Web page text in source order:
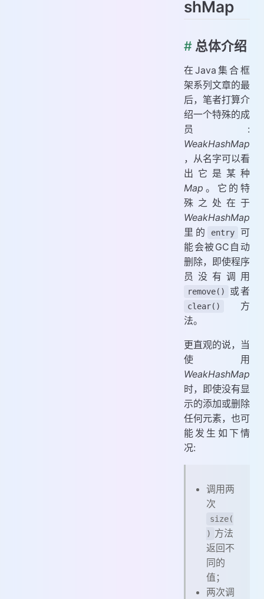
shMap
# 总体介绍
在Java集合框
架系列文章的最
后，笔者打算介
绍一个特殊的成
员:
WeakHashMap
，从名字可以看
出它是某种
Map 。它的特
殊之处在于
WeakHashMap
里的
entry
可
能会被GC自动
删除，即使程序
员没有调用
remove() 或者
clear()
方
法。
更直观的说，当
使用
WeakHashMap
时，即使没有显
示的添加或删除
任何元素，也可
能发生如下情
况:
调用两
次
size(
) 方法
返回不
同的
值；
两次调